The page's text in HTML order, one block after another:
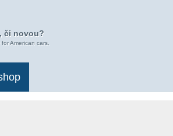
či novou?
American cars.